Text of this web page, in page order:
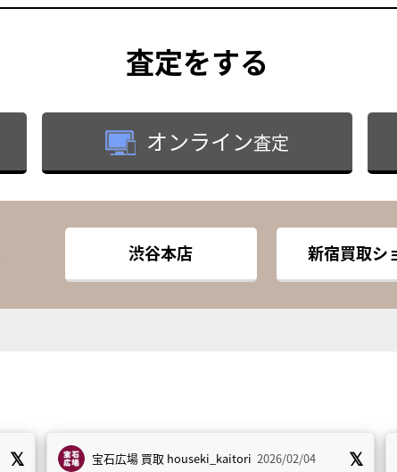
査定をする
オンライン査定
渋谷本店 新宿買取シ
宝石広場 買取 houseki_kaitori 2026/02/04